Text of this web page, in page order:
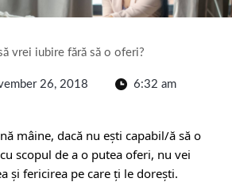
vrei iubire fără să o oferi?
26, 2018
6:32 am
mâine, dacă nu ești capabil/ă să o
scopul de a o putea oferi, nu vei
și fericirea pe care ți le dorești.